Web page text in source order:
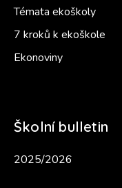
Témata ekoškoly
7 kroků k ekoškole
Ekonoviny
Školní bulletin
2025/2026